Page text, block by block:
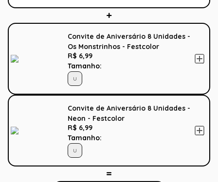
Convite de Aniversário 8 Unidades -
Os Monstrinhos - Festcolor
R$ 6,99
Tamanho:
U
Convite de Aniversário 8 Unidades -
Neon - Festcolor
R$ 6,99
Tamanho:
U